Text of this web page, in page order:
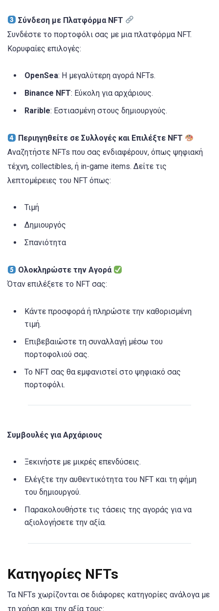
Σύνδεση με Πλατφόρμα NFT
Συνδέστε το πορτοφόλι σας με μια πλατφόρμα NFT.
Κορυφαίες επιλογές:
OpenSea: Η μεγαλύτερη αγορά NFTs.
Binance NFT: Εύκολη για αρχάριους.
Rarible: Εστιασμένη στους δημιουργούς.
Περιηγηθείτε σε Συλλογές και Επιλέξτε NFT
Αναζητήστε NFTs που σας ενδιαφέρουν, όπως ψηφιακή
τέχνη, collectibles, ή in-game items. Δείτε τις
λεπτομέρειες του NFT όπως:
Τιμή
Δημιουργός
Σπανιότητα
Ολοκληρώστε την Αγορά
Όταν επιλέξετε το NFT σας:
Κάντε προσφορά ή πληρώστε την καθορισμένη
τιμή.
Επιβεβαιώστε τη συναλλαγή μέσω του
πορτοφολιού σας.
Το NFT σας θα εμφανιστεί στο ψηφιακό σας
πορτοφόλι.
Συμβουλές για Αρχάριους
Ξεκινήστε με μικρές επενδύσεις.
Ελέγξτε την αυθεντικότητα του NFT και τη φήμη
του δημιουργού.
Παρακολουθήστε τις τάσεις της αγοράς για να
αξιολογήσετε την αξία.
Κατηγορίες NFTs
Τα NFTs χωρίζονται σε διάφορες κατηγορίες ανάλογα με
τη χρήση και την αξία τους: